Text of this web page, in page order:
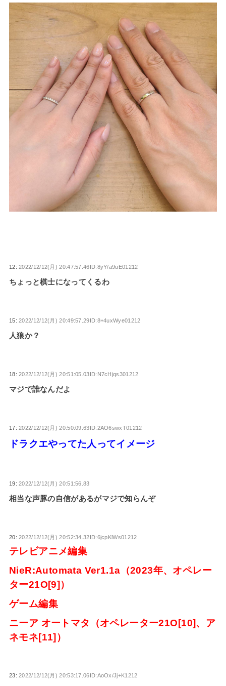
12:2022/12/12(月) 20:47:57.46ID:8yY/a9uE01212
ちょっと棋士になってくるわ
15:2022/12/12(月) 20:49:57.29ID:8+4uxWye01212
人狼か？
18:2022/12/12(月) 20:51:05.03ID:N7cHjqs301212
マジで誰なんだよ
17:2022/12/12(月) 20:50:09.63ID:2AO6swxT01212
ドラクエやってた人ってイメージ
19:2022/12/12(月) 20:51:56.83
相当な声豚の自信があるがマジで知らんぞ
20:2022/12/12(月) 20:52:34.32ID:6jcpKiWs01212
テレビアニメ編集
NieR:Automata Ver1.1a（2023年、オペレー
ター21O[9]）
ゲーム編集
ニーア オートマタ（オペレーター21O[10]、ア
ネモネ[11]）
23:2022/12/12(月) 20:53:17.06ID:AoOx/Jj+K1212